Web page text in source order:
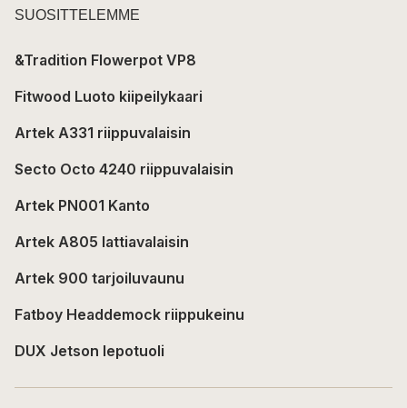
SUOSITTELEMME
&Tradition Flowerpot VP8
Fitwood Luoto kiipeilykaari
Artek A331 riippuvalaisin
Secto Octo 4240 riippuvalaisin
Artek PN001 Kanto
Artek A805 lattiavalaisin
Artek 900 tarjoiluvaunu
Fatboy Headdemock riippukeinu
DUX Jetson lepotuoli